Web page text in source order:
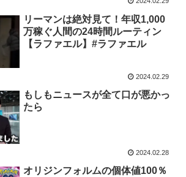
リーマンは絶対見て！年収1,000
万稼ぐ人間の24時間ルーティン
【ラファエル】#ラファエル
2024.02.29
もしもニュースが全て口が悪かっ
たら
2024.02.28
オリジンフォルムの個体値100％